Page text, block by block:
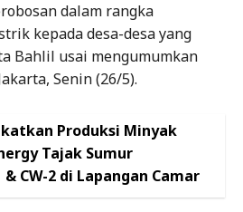
dalam rangka
kepada desa-desa yang
Bahlil usai mengumumkan
Senin (26/5).
Produksi Minyak
Tajak Sumur
& CW-2 di Lapangan Camar